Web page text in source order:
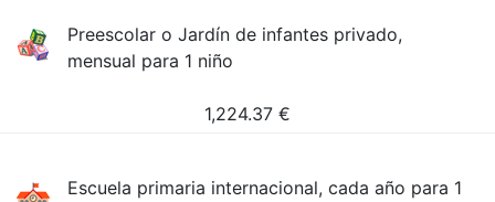
Preescolar o Jardín de infantes privado,
mensual para 1 niño
1,224.37 €
Escuela primaria internacional, cada año para 1